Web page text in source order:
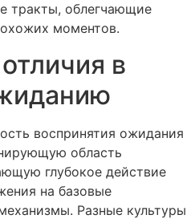
тракты, облегчающие
моментов.
в
воспринятия ожидания
область
глубокое действие
на базовые
Разные культуры